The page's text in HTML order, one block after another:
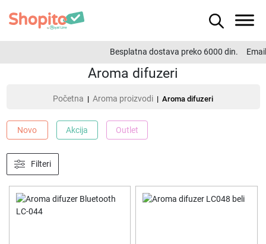
Besplatna dostava preko 6000 din. Email:
Aroma difuzeri
Početna | Aroma proizvodi | Aroma difuzeri
Novo Akcija Outlet
Filteri